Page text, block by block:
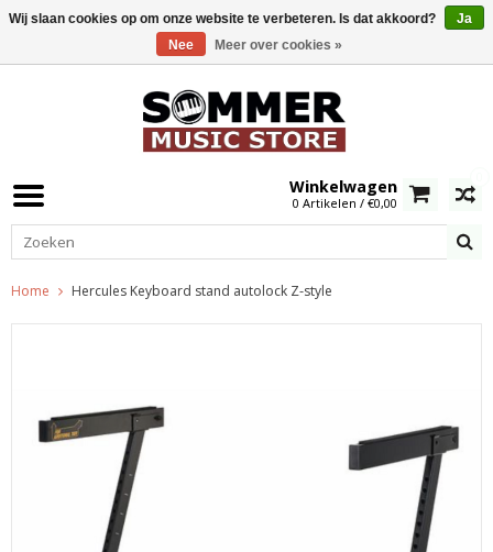
Winkelwagen
0 Artikelen / €0,00
Home Hercules Keyboard stand autolock Z-style
Wij slaan cookies op om onze website te verbeteren. Is dat akkoord?
Ja
Nee
Meer over cookies »